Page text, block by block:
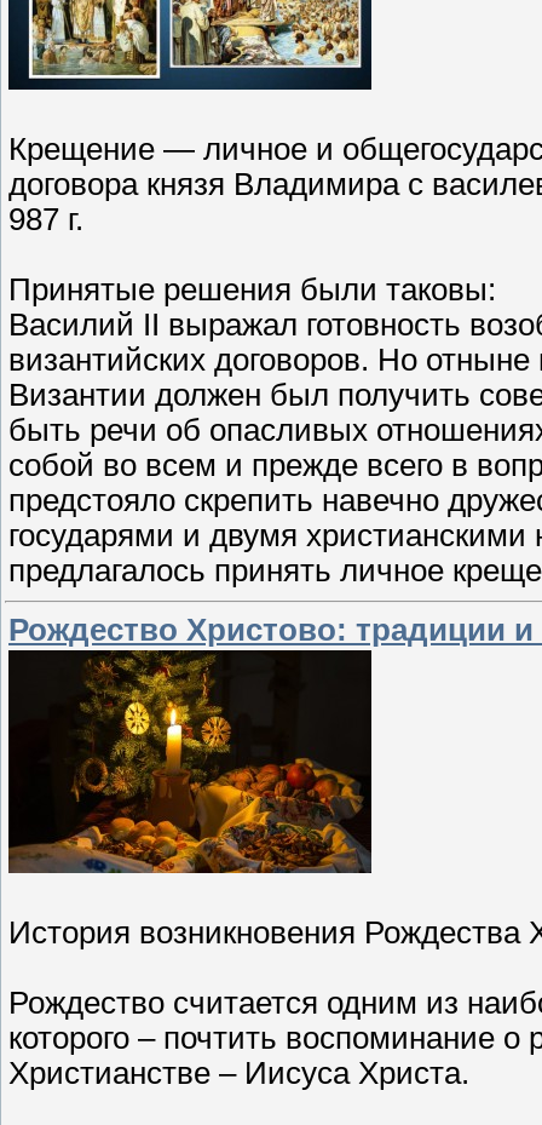
Крещение — личное и
договора князя Владимира с
987 г.
Принятые решения были таковы:
Василий II выражал готовность
византийских договоров. Но
Византии должен был получить
быть речи об опасливых
собой во всем и прежде всего в
предстояло скрепить навечно
государями и двумя
предлагалось принять личное
Рождество Христово: традиции и
История возникновения Рождества
Рождество считается одним из
которого – почтить воспоминание
Христианстве – Иисуса Христа.